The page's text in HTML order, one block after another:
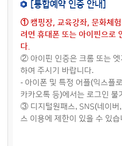
[통합예약 인증 안내]
① 캠핑장, 교육강좌, 문화체험
려면 휴대폰 또는 아이핀으로
다.
② 아이핀 인증은 크롬 또는 엣
하여 주시기 바랍니다.
- 아이폰 및 특정 어플(익스플
카카오톡 등)에서는 로그인 불
③ 디지털원패스, SNS(네이버,
스 이용에 제한이 있을 수 있습